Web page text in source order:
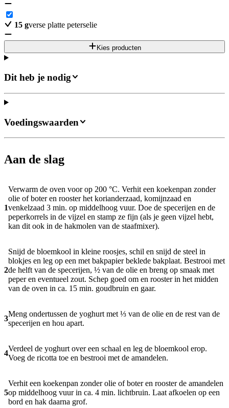
15 gverse platte peterselie
Kies producten
Dit heb je nodig
Aan de slag
1
Verwarm de oven voor op 200 °C. Verhit een koekenpan zonder
olie of boter en rooster het korianderzaad, komijnzaad en
venkelzaad 3 min. op middelhoog vuur. Doe de specerijen en de
peperkorrels in de vijzel en stamp ze fijn (als je geen vijzel hebt,
kan dit ook in de hakmolen van de staafmixer).
2
Snijd de bloemkool in kleine roosjes, schil en snijd de steel in
blokjes en leg op een met bakpapier beklede bakplaat. Bestrooi met
de helft van de specerijen, ½ van de olie en breng op smaak met
peper en eventueel zout. Schep goed om en rooster in het midden
van de oven in ca. 15 min. goudbruin en gaar.
3
Meng ondertussen de yoghurt met ⅓ van de olie en de rest van de
specerijen en hou apart.
4
Verdeel de yoghurt over een schaal en leg de bloemkool erop.
Voeg de ricotta toe en bestrooi met de amandelen.
5
Verhit een koekenpan zonder olie of boter en rooster de amandelen
op middelhoog vuur in ca. 4 min. lichtbruin. Laat afkoelen op een
bord en hak daarna grof.
Voedingswaarden